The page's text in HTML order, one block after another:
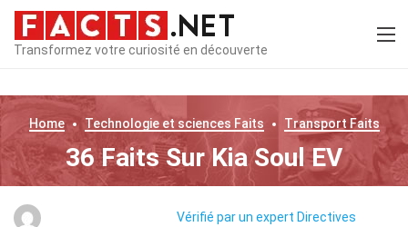
Transformez votre curiosité en découverte
Home Technologie et sciences Faits Transport Faits
36 Faits Sur Kia Soul EV
Vérifié par un expert Directives